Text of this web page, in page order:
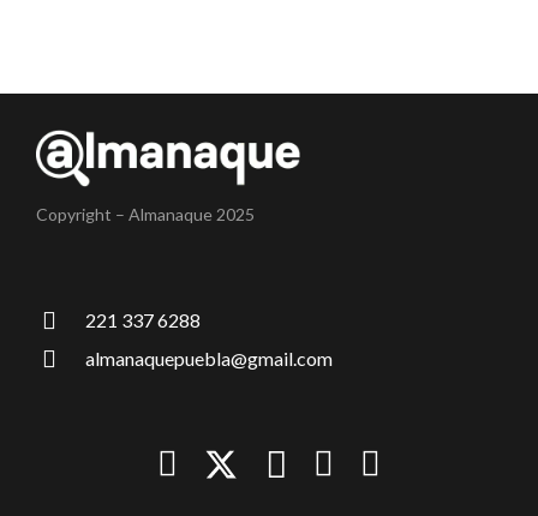
Copyright – Almanaque 2025
221 337 6288
almanaquepuebla@gmail.com